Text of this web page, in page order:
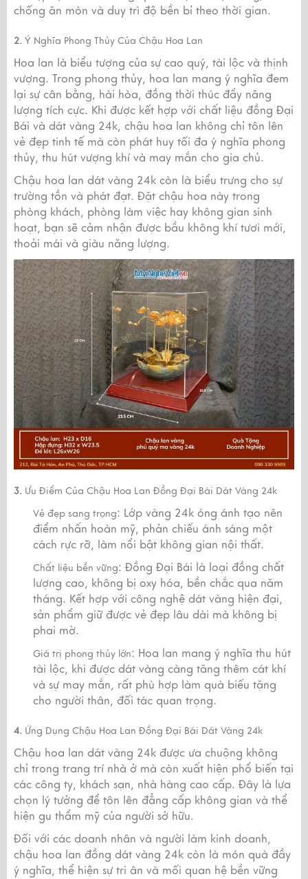
chống ăn mòn và duy trì độ bền bỉ theo thời gian.
2. Ý Nghĩa Phong Thủy Của Chậu Hoa Lan
Hoa lan là biểu tượng của sự cao quý, tài lộc và thịnh
vượng. Trong phong thủy, hoa lan mang ý nghĩa đem
lại sự cân bằng, hài hòa, đồng thời thúc đẩy năng
lượng tích cực. Khi được kết hợp với chất liệu đồng Đại
Bái và dát vàng 24k, chậu hoa lan không chỉ tôn lên
vẻ đẹp tinh tế mà còn phát huy tối đa ý nghĩa phong
thủy, thu hút vượng khí và may mắn cho gia chủ.
Chậu hoa lan dát vàng 24k còn là biểu trưng cho sự
trường tồn và phát đạt. Đặt chậu hoa này trong
phòng khách, phòng làm việc hay không gian sinh
hoạt, bạn sẽ cảm nhận được bầu không khí tươi mới,
thoải mái và giàu năng lượng.
3. Ưu Điểm Của Chậu Hoa Lan Đồng Đại Bái Dát Vàng 24k
Vẻ đẹp sang trọng: Lớp vàng 24k óng ánh tạo nên
điểm nhấn hoàn mỹ, phản chiếu ánh sáng một
cách rực rỡ, làm nổi bật không gian nội thất.
Chất liệu bền vững: Đồng Đại Bái là loại đồng chất
lượng cao, không bị oxy hóa, bền chắc qua năm
tháng. Kết hợp với công nghệ dát vàng hiện đại,
sản phẩm giữ được vẻ đẹp lâu dài mà không bị
phai mờ.
Giá trị phong thủy lớn: Hoa lan mang ý nghĩa thu hút
tài lộc, khi được dát vàng càng tăng thêm cát khí
và sự may mắn, rất phù hợp làm quà biếu tặng
cho người thân, đối tác quan trọng.
4. Ứng Dụng Chậu Hoa Lan Đồng Đại Bái Dát Vàng 24k
Chậu hoa lan dát vàng 24k được ưa chuộng không
chỉ trong trang trí nhà ở mà còn xuất hiện phổ biến tại
các công ty, khách sạn, nhà hàng cao cấp. Đây là lựa
chọn lý tưởng để tôn lên đẳng cấp không gian và thể
hiện gu thẩm mỹ của người sở hữu.
Đối với các doanh nhân và người làm kinh doanh,
chậu hoa lan đồng dát vàng 24k còn là món quà đầy
ý nghĩa, thể hiện sự tri ân và mối quan hệ bền vững